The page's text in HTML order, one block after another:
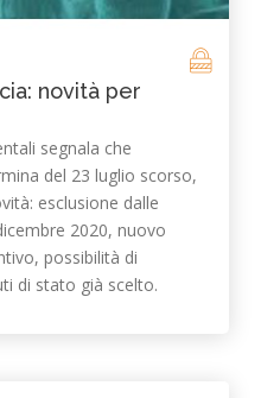
novità per
segnala che
del 23 luglio scorso,
esclusione dalle
2020, nuovo
possibilità di
di stato già scelto.